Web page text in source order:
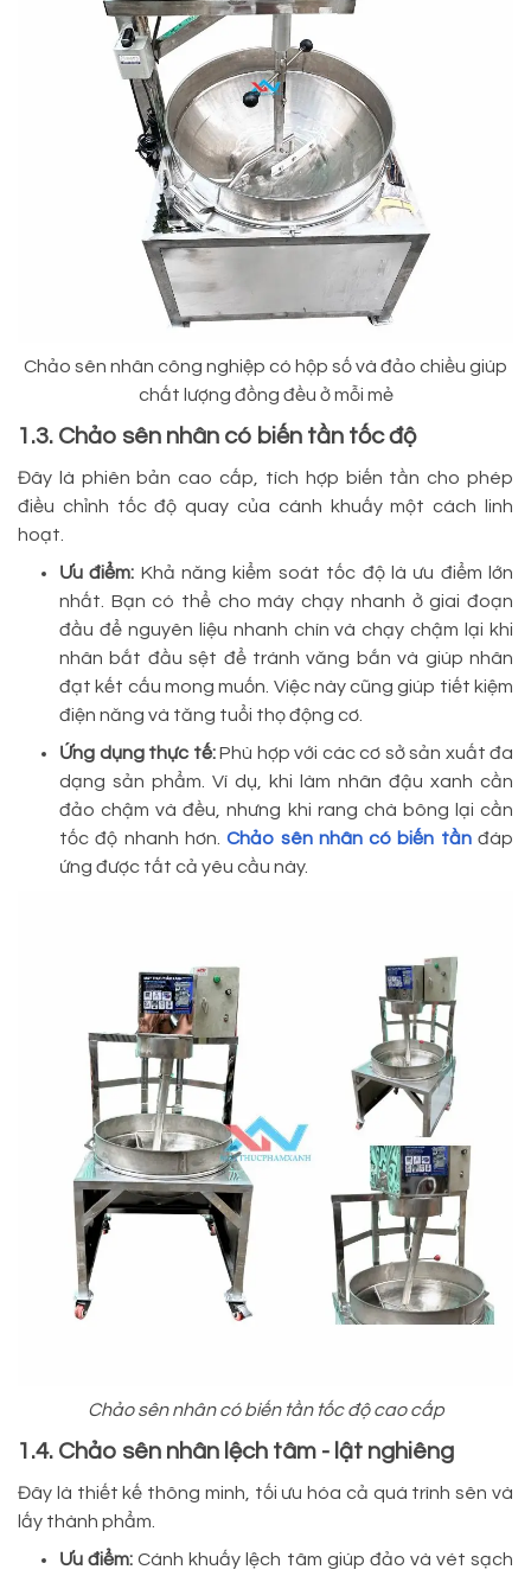
Chảo sên nhân công nghiệp có hộp số và đảo chiều giúp
chất lượng đồng đều ở mỗi mẻ
1.3. Chảo sên nhân có biến tần tốc độ
Đây là phiên bản cao cấp, tích hợp biến tần cho phép
điều chỉnh tốc độ quay của cánh khuấy một cách linh
hoạt.
Ưu điểm: Khả năng kiểm soát tốc độ là ưu điểm lớn
nhất. Bạn có thể cho máy chạy nhanh ở giai đoạn
đầu để nguyên liệu nhanh chín và chạy chậm lại khi
nhân bắt đầu sệt để tránh văng bắn và giúp nhân
đạt kết cấu mong muốn. Việc này cũng giúp tiết kiệm
điện năng và tăng tuổi thọ động cơ.
Ứng dụng thực tế:Phù hợp với các cơ sở sản xuất đa
dạng sản phẩm. Ví dụ, khi làm nhân đậu xanh cần
đảo chậm và đều, nhưng khi rang chà bông lại cần
tốc độ nhanh hơn.Chảo sên nhân có biến tầnđáp
ứng được tất cả yêu cầu này.
Chảo sên nhân có biến tần tốc độ cao cấp
1.4. Chảo sên nhân lệch tâm - lật nghiêng
Đây là thiết kế thông minh, tối ưu hóa cả quá trình sên và
lấy thành phẩm.
Ưu điểm: Cánh khuấy lệch tâm giúp đảo và vét sạch